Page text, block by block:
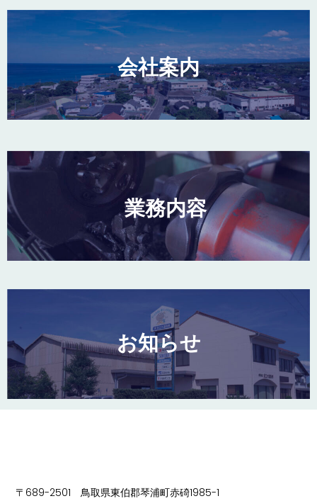
会社案内
業務内容
お知らせ
〒689-2501 鳥取県東伯郡琴浦町赤碕1985-1